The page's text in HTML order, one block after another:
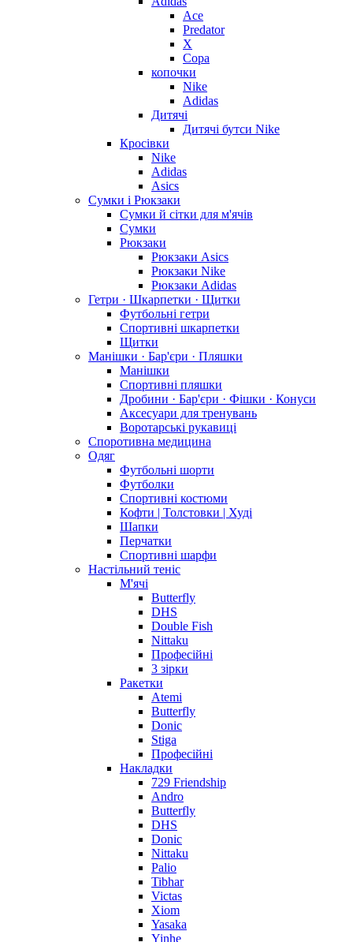
Ace
Predator
X
Copa
копочки
Nike
Adidas
Дитячі
Дитячі бутси Nike
Кросівки
Nike
Adidas
Asics
Сумки і Рюкзаки
Сумки й сітки для м'ячів
Сумки
Рюкзаки
Рюкзаки Asics
Рюкзаки Nike
Рюкзаки Adidas
Гетри · Шкарпетки · Щитки
Футбольні гетри
Спортивні шкарпетки
Щитки
Манішки · Бар'єри · Пляшки
Манішки
Спортивні пляшки
Дробини · Бар'єри · Фішки · Конуси
Аксесуари для тренувань
Воротарські рукавиці
Споротивна медицина
Одяг
Футбольні шорти
Футболки
Спортивні костюми
Кофти | Толстовки | Худі
Шапки
Перчатки
Спортивні шарфи
Настільний теніс
М'ячі
Butterfly
DHS
Double Fish
Nittaku
Професійні
3 зірки
Ракетки
Atemi
Butterfly
Donic
Stiga
Професійні
Накладки
729 Friendship
Andro
Butterfly
DHS
Donic
Nittaku
Palio
Tibhar
Victas
Xiom
Yasaka
Yinhe